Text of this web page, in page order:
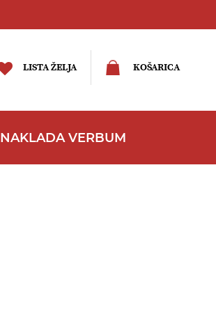
KOŠARICA
LISTA ŽELJA
NAKLADA VERBUM